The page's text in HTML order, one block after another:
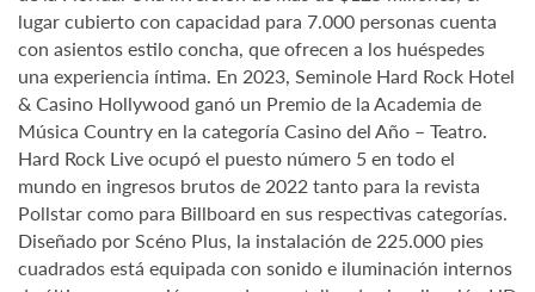
lugar cubierto con capacidad para 7.000 personas cuenta
con asientos estilo concha, que ofrecen a los huéspedes
una experiencia íntima. En 2023, Seminole Hard Rock Hotel
& Casino Hollywood ganó un Premio de la Academia de
Música Country en la categoría Casino del Año – Teatro.
Hard Rock Live ocupó el puesto número 5 en todo el
mundo en ingresos brutos de 2022 tanto para la revista
Pollstar como para Billboard en sus respectivas categorías.
Diseñado por Scéno Plus, la instalación de 225.000 pies
cuadrados está equipada con sonido e iluminación internos